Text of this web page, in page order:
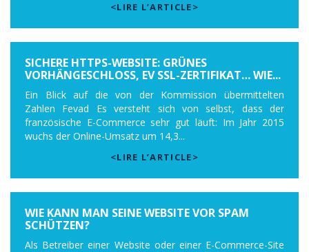
<LIRE L’ARTICLE>
SICHERE HTTPS-WEBSITE: GRÜNES
VORHÄNGESCHLOSS, EV SSL-ZERTIFIKAT… WIE...
Ein Blick auf die von der Kommission übermittelten
Zahlen Fevad Es versteht sich von selbst, dass der
französische E-Commerce sehr gut läuft: Im Jahr 2015
wuchs der Online-Umsatz um 14,3...
<LIRE L’ARTICLE>
WIE KANN MAN SEINE WEBSITE VOR SPAM
SCHÜTZEN?
Als Betreiber einer Website oder einer E-Commerce-Site